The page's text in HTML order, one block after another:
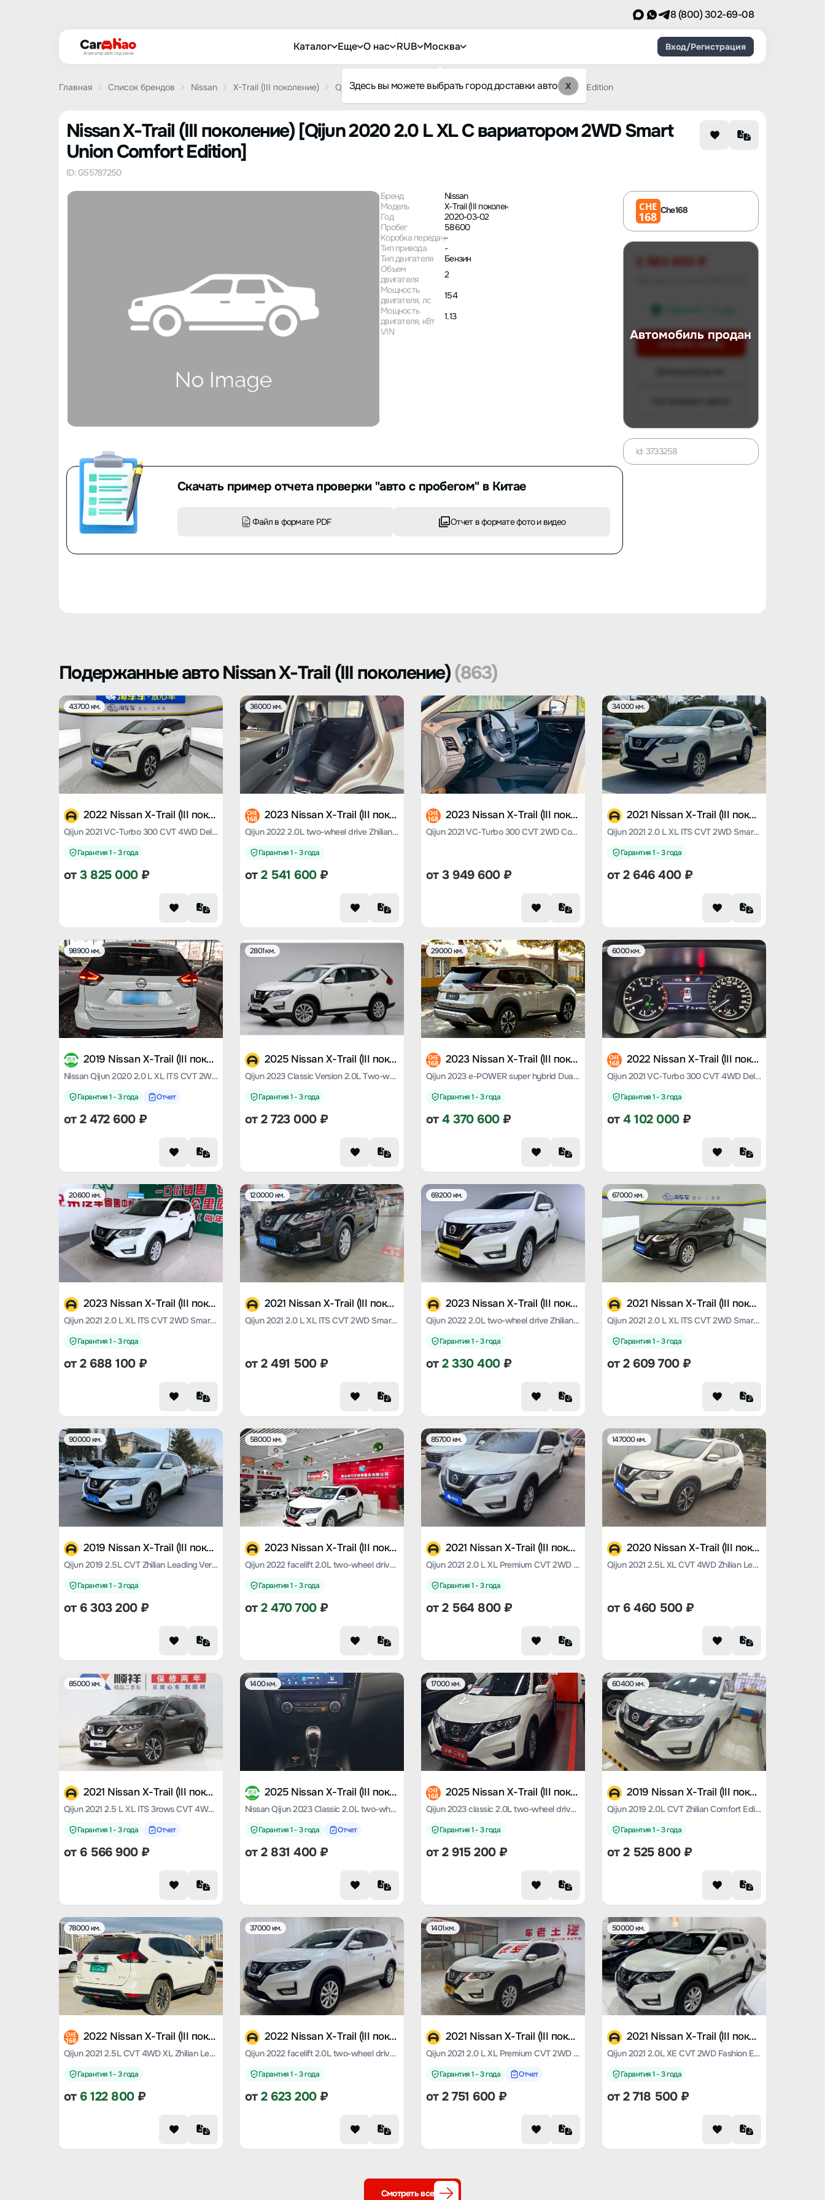
8 (800) 302-69-08
Агрегатор авто под заказ
Каталог Еще О нас RUB Москва
Здесь вы можете выбрать город доставки авто X
Вход/Регистрация
Главная Список брендов Nissan X-Trail (III поколение) Qijun 2020 2.0 L XL С вариатором 2WD Smart Union Comfort Edition
Nissan X-Trail (III поколение) [Qijun 2020 2.0 L XL С вариатором 2WD Smart
Union Comfort Edition]
ID: G55787250
Бренд
Nissan
Модель
X-Trail (III поколение)
Год
2020-03-02
Пробег
58600
Коробка передач-
Тип привода
-
Тип двигателя
Бензин
Объем
двигателя
2
Мощность
двигателя, лс
154
Мощность
двигателя, кВт
1.13
VIN
Скачать пример отчета проверки "авто с пробегом" в Китае
Файл в формате PDF Отчет в формате фото и видео
CHE
168 Che168
Автомобиль продан
2 583 800 ₽
Оставить заявку
id: 3733258
Подержанные авто Nissan X-Trail (III поколение)(863)
43700 км.
2022 Nissan X-Trail (III поколение)
Qijun 2021 VC-Turbo 300 CVT 4WD Deluxe Edition
Гарантия 1 - 3 года
от3 825 000₽
36000 км.
CHE
168 2023 Nissan X-Trail (III поколение)
Qijun 2022 2.0L two-wheel drive Zhilian Comfort Edition
Гарантия 1 - 3 года
от2 541 600₽
CHE
168 2023 Nissan X-Trail (III поколение)
Qijun 2021 VC-Turbo 300 CVT 2WD Comfort Edition
от3 949 600₽
34000 км.
2021 Nissan X-Trail (III поколение)
Qijun 2021 2.0 L XL ITS CVT 2WD Smart Union Comfort Edition
Гарантия 1 - 3 года
от2 646 400₽
98900 км.
2019 Nissan X-Trail (III поколение)
Nissan Qijun 2020 2.0 L XL ITS CVT 2WD Smart Union Comfort Edition
Гарантия 1 - 3 года Отчет
от2 472 600₽
2801 км.
2025 Nissan X-Trail (III поколение)
Qijun 2023 Classic Version 2.0L Two-wheel drive Zhilian Premium Edition
Гарантия 1 - 3 года
от2 723 000₽
29000 км.
CHE
168 2023 Nissan X-Trail (III поколение)
Qijun 2023 e-POWER super hybrid Dual motor four-wheel drive deluxe edition
Гарантия 1 - 3 года
от4 370 600₽
6000 км.
CHE
168 2022 Nissan X-Trail (III поколение)
Qijun 2021 VC-Turbo 300 CVT 4WD Deluxe Edition
Гарантия 1 - 3 года
от4 102 000₽
20600 км.
2023 Nissan X-Trail (III поколение)
Qijun 2021 2.0 L XL ITS CVT 2WD Smart Union Comfort Edition
Гарантия 1 - 3 года
от2 688 100₽
120000 км.
2021 Nissan X-Trail (III поколение)
Qijun 2021 2.0 L XL ITS CVT 2WD Smart Union Comfort Edition
от2 491 500₽
69200 км.
2023 Nissan X-Trail (III поколение)
Qijun 2022 2.0L two-wheel drive Zhilian Premium Edition
Гарантия 1 - 3 года
от2 330 400₽
67000 км.
2021 Nissan X-Trail (III поколение)
Qijun 2021 2.0 L XL ITS CVT 2WD Smart Union Comfort Edition
Гарантия 1 - 3 года
от2 609 700₽
90000 км.
2019 Nissan X-Trail (III поколение)
Qijun 2019 2.5L CVT Zhilian Leading Version 4WD
Гарантия 1 - 3 года
от 6 303 200₽
58000 км.
2023 Nissan X-Trail (III поколение)
Qijun 2022 facelift 2.0L two-wheel drive Zhilian Comfort Edition
Гарантия 1 - 3 года
от2 470 700₽
85700 км.
2021 Nissan X-Trail (III поколение)
Qijun 2021 2.0 L XL Premium CVT 2WD Exclusive Commemorative Edition
Гарантия 1 - 3 года
от2 564 800₽
147000 км.
2020 Nissan X-Trail (III поколение)
Qijun 2021 2.5L XL CVT 4WD Zhilian Leading Edition
от 6 460 500₽
85000 км.
2021 Nissan X-Trail (III поколение)
Qijun 2021 2.5 L XL ITS 3rows CVT 4WD seven-seater luxury pilot edition
Гарантия 1 - 3 года Отчет
от 6 566 900₽
1400 км.
2025 Nissan X-Trail (III поколение)
Nissan Qijun 2023 Classic 2.0L two-wheel drive Smart Union Comfort Edition
Гарантия 1 - 3 года Отчет
от2 831 400₽
17000 км.
CHE
168 2025 Nissan X-Trail (III поколение)
Qijun 2023 classic 2.0L two-wheel drive Zhilian Comfort Edition
Гарантия 1 - 3 года
от2 915 200₽
60400 км.
2019 Nissan X-Trail (III поколение)
Qijun 2019 2.0L CVT Zhilian Comfort Edition 2WD
Гарантия 1 - 3 года
от2 525 800₽
78000 км.
CHE
168 2022 Nissan X-Trail (III поколение)
Qijun 2021 2.5L CVT 4WD XL Zhilian Leading Edition
Гарантия 1 - 3 года
от 6 122 800₽
37000 км.
2022 Nissan X-Trail (III поколение)
Qijun 2022 facelift 2.0L two-wheel drive Zhilian Premium Edition
Гарантия 1 - 3 года
от2 623 200₽
1401 км.
2021 Nissan X-Trail (III поколение)
Qijun 2021 2.0 L XL Premium CVT 2WD Exclusive Commemorative Edition
Гарантия 1 - 3 года Отчет
от2 751 600₽
50000 км.
2021 Nissan X-Trail (III поколение)
Qijun 2021 2.0L XE CVT 2WD Fashion Edition
Гарантия 1 - 3 года
от2 718 500₽
Смотреть все